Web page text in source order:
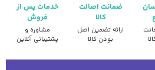
ضمانت اصالت
کالا
ارائه تضمین اصل
بودن کالا
خدمات پس از
فروش
مشاوره و
پشتیبانی آنلاین